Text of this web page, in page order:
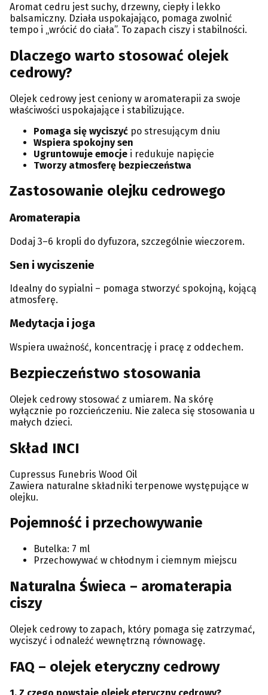
Aromat cedru jest suchy, drzewny, ciepły i lekko
balsamiczny. Działa uspokajająco, pomaga zwolnić
tempo i „wrócić do ciała”. To zapach ciszy i stabilności.
Dlaczego warto stosować olejek
cedrowy?
Olejek cedrowy jest ceniony w aromaterapii za swoje
właściwości uspokajające i stabilizujące.
Pomaga się wyciszyć po stresującym dniu
Wspiera spokojny sen
Ugruntowuje emocje i redukuje napięcie
Tworzy atmosferę bezpieczeństwa
Zastosowanie olejku cedrowego
Aromaterapia
Dodaj 3–6 kropli do dyfuzora, szczególnie wieczorem.
Sen i wyciszenie
Idealny do sypialni – pomaga stworzyć spokojną, kojącą
atmosferę.
Medytacja i joga
Wspiera uważność, koncentrację i pracę z oddechem.
Bezpieczeństwo stosowania
Olejek cedrowy stosować z umiarem. Na skórę
wyłącznie po rozcieńczeniu. Nie zaleca się stosowania u
małych dzieci.
Skład INCI
Cupressus Funebris Wood Oil
Zawiera naturalne składniki terpenowe występujące w
olejku.
Pojemność i przechowywanie
Butelka: 7 ml
Przechowywać w chłodnym i ciemnym miejscu
Naturalna Świeca – aromaterapia
ciszy
Olejek cedrowy to zapach, który pomaga się zatrzymać,
wyciszyć i odnaleźć wewnętrzną równowagę.
FAQ – olejek eteryczny cedrowy